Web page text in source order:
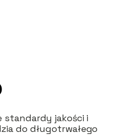
standardy jakości i
do długotrwałego